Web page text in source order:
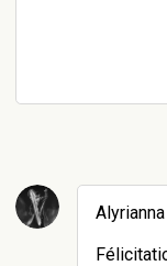
Alyrianna